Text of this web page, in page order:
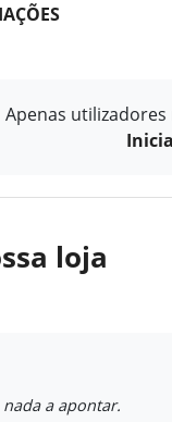
Apenas
loja
a apontar.